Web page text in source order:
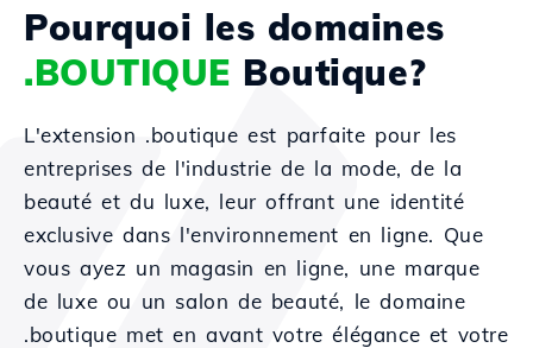
Pourquoi les domaines
.BOUTIQUE Boutique?
L'extension .boutique est parfaite pour les
entreprises de l'industrie de la mode, de la
beauté et du luxe, leur offrant une identité
exclusive dans l'environnement en ligne. Que
vous ayez un magasin en ligne, une marque
de luxe ou un salon de beauté, le domaine
.boutique met en avant votre élégance et votre